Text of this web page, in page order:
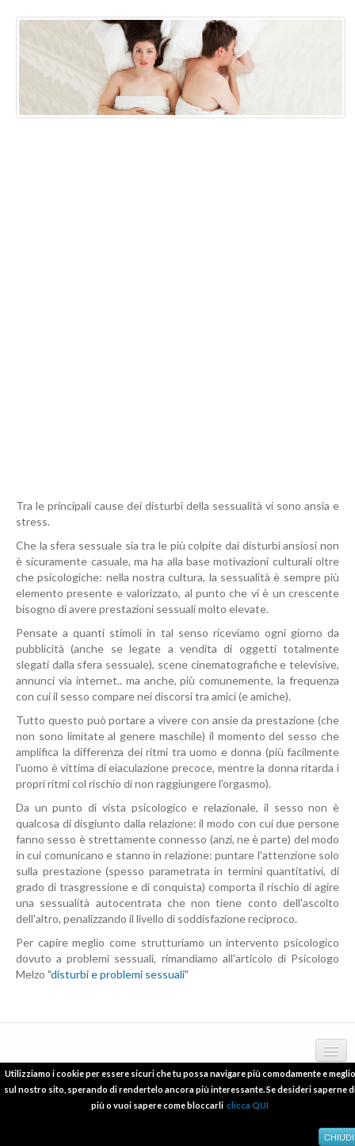
Tra le principali cause dei disturbi della sessualità vi sono ansia e
stress.
Che la sfera sessuale sia tra le più colpite dai disturbi ansiosi non
è sicuramente casuale, ma ha alla base motivazioni culturali oltre
che psicologiche: nella nostra cultura, la sessualità è sempre più
elemento presente e valorizzato, al punto che vi è un crescente
bisogno di avere prestazioni sessuali molto elevate.
Pensate a quanti stimoli in tal senso riceviamo ogni giorno da
pubblicità (anche se legate a vendita di oggetti totalmente
slegati dalla sfera sessuale), scene cinematografiche e televisive,
annunci via internet.. ma anche, più comunemente, la frequenza
con cui il sesso compare nei discorsi tra amici (e amiche).
Tutto questo può portare a vivere con ansie da prestazione (che
non sono limitate al genere maschile) il momento del sesso che
amplifica la differenza dei ritmi tra uomo e donna (più facilmente
l'uomo è vittima di eiaculazione precoce, mentre la donna ritarda i
propri ritmi col rischio di non raggiungere l'orgasmo).
Da un punto di vista psicologico e relazionale, il sesso non è
qualcosa di disgiunto dalla relazione: il modo con cui due persone
fanno sesso è strettamente connesso (anzi, ne è parte) del modo
in cui comunicano e stanno in relazione: puntare l'attenzione solo
sulla prestazione (spesso parametrata in termini quantitativi, di
grado di trasgressione e di conquista) comporta il rischio di agire
una sessualità autocentrata che non tiene conto dell'ascolto
dell'altro, penalizzando il livello di soddisfazione reciproco.
Per capire meglio come strutturiamo un intervento psicologico
dovuto a problemi sessuali, rimandiamo all'articolo di Psicologo
Melzo "disturbi e problemi sessuali"
deontologia
pubblicazioni scientifiche
Copyright © 2012 - 2016 psicologo-melzo.com P.I.06838240965
Utilizziamo i cookie per essere sicuri che tu possa navigare più comodamente e meglio
sul nostro sito, sperando di rendertelo ancora più interessante. Se desideri saperne
più o vuoi sapere come bloccarli clicca QUI
CHIUDI